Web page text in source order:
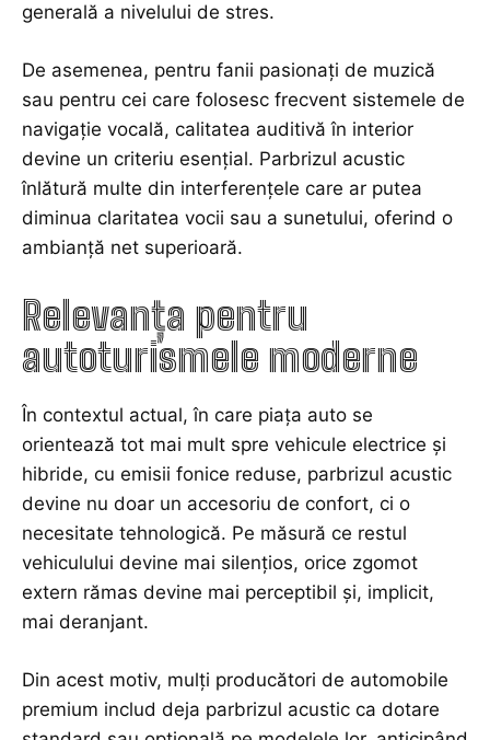
generală a nivelului de stres.
De asemenea, pentru fanii pasionați de muzică
sau pentru cei care folosesc frecvent sistemele de
navigație vocală, calitatea auditivă în interior
devine un criteriu esențial. Parbrizul acustic
înlătură multe din interferențele care ar putea
diminua claritatea vocii sau a sunetului, oferind o
ambianță net superioară.
Relevanța pentru
autoturismele moderne
În contextul actual, în care piața auto se
orientează tot mai mult spre vehicule electrice și
hibride, cu emisii fonice reduse, parbrizul acustic
devine nu doar un accesoriu de confort, ci o
necesitate tehnologică. Pe măsură ce restul
vehiculului devine mai silențios, orice zgomot
extern rămas devine mai perceptibil și, implicit,
mai deranjant.
Din acest motiv, mulți producători de automobile
premium includ deja parbrizul acustic ca dotare